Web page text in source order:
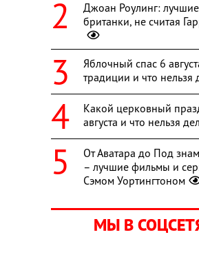
Джоан Роулинг:
британки, не считая
Яблочный спас 6
традиции и что нельзя
Какой церковный
августа и что нельзя
От Аватара до Под
– лучшие фильмы и
Сэмом Уортингтоном
МЫ В